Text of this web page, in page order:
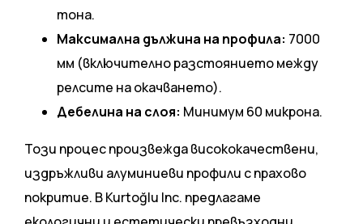
тона.
Максимална дължина на профила: 7000
мм (включително разстоянието между
релсите на окачването).
Дебелина на слоя: Минимум 60 микрона.
Този процес произвежда висококачествени,
издръжливи алуминиеви профили с прахово
покритие. В Kurtoğlu Inc. предлагаме